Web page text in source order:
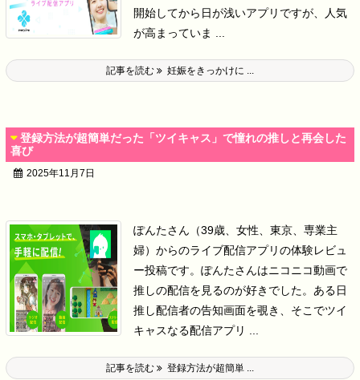
開始してから日が浅いアプリですが、人気
が高まっていま ...
記事を読む 妊娠をきっかけに ...
登録方法が超簡単だった「ツイキャス」で憧れの推しと再会した
喜び
2025年11月7日
ぽんたさん（39歳、女性、東京、専業主
婦）からのライブ配信アプリの体験レビュ
ー投稿です。 ぽんたさんはニコニコ動画で
推しの配信を見るのが好きでした。 ある日
推し配信者の告知画面を覗き、そこでツイ
キャスなる配信アプリ ...
記事を読む 登録方法が超簡単 ...